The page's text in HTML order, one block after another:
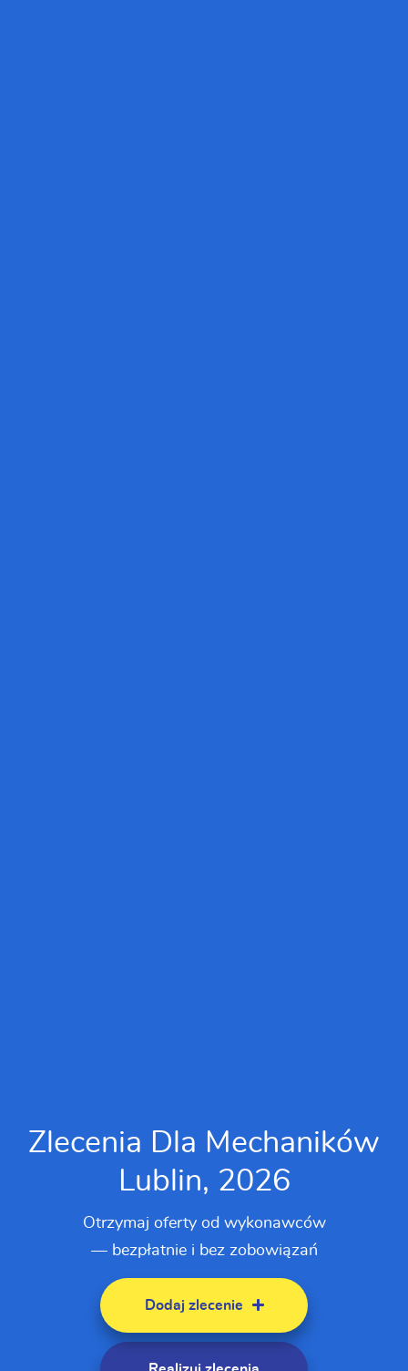
Zlecenia Dla Mechaników
Lublin, 2026
Otrzymaj oferty od wykonawców
— bezpłatnie i bez zobowiązań
Dodaj zlecenie